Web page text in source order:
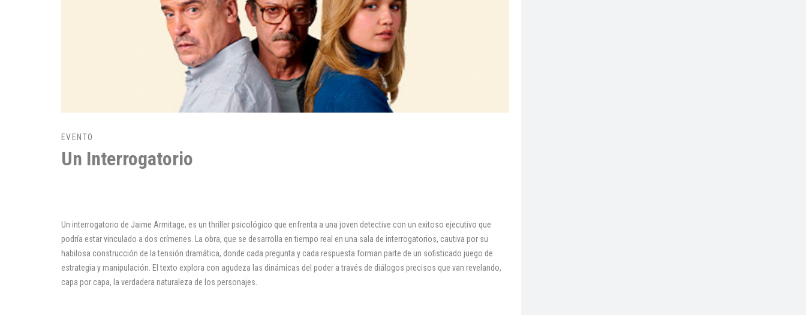
EVENTO
Un Interrogatorio
Un interrogatorio de Jaime Armitage, es un thriller psicológico que enfrenta a una joven detective con un exitoso ejecutivo que
podría estar vinculado a dos crímenes. La obra, que se desarrolla en tiempo real en una sala de interrogatorios, cautiva por su
habilosa construcción de la tensión dramática, donde cada pregunta y cada respuesta forman parte de un sofisticado juego de
estrategia y manipulación. El texto explora con agudeza las dinámicas del poder a través de diálogos precisos que van revelando,
capa por capa, la verdadera naturaleza de los personajes.